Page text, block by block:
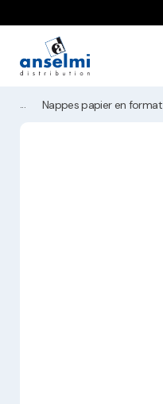
Nappes papier en format